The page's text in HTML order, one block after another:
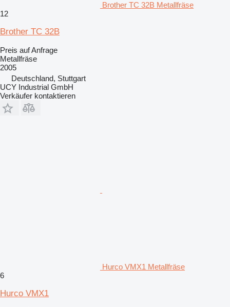
Brother TC 32B Metallfräse
12
Brother TC 32B
Preis auf Anfrage
Metallfräse
2005
Deutschland, Stuttgart
UCY Industrial GmbH
Verkäufer kontaktieren
Hurco VMX1 Metallfräse
6
Hurco VMX1